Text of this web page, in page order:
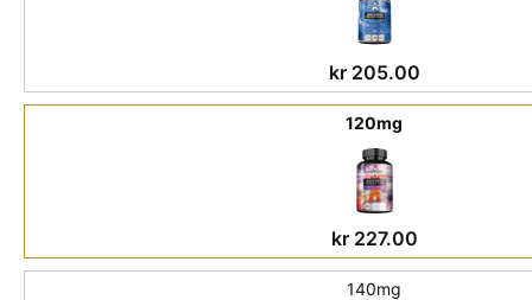
kr205.00
120mg
kr227.00
140mg